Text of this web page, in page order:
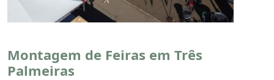
Montagem de Feiras em Três
Palmeiras